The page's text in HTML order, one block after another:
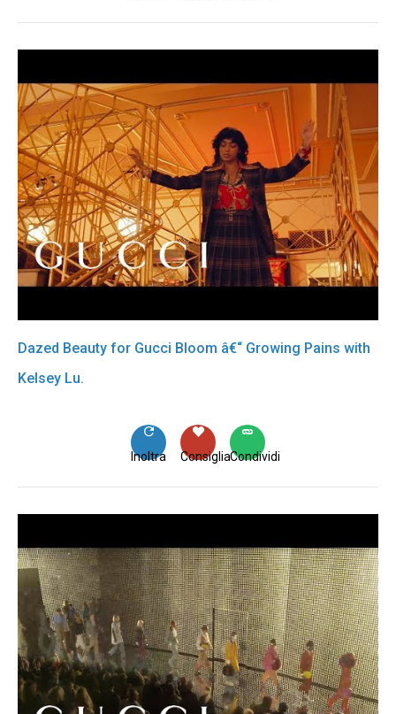
Dazed Beauty for Gucci Bloom â€“ Growing Pains with
Kelsey Lu.
Condividi
Consiglia
Inoltra